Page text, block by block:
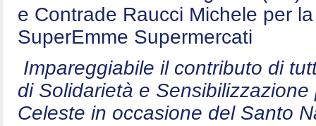
e Contrade Raucci Michele per
SuperEmme Supermercati
Impareggiabile il contributo di
di Solidarietà e
Celeste in occasione del Santo